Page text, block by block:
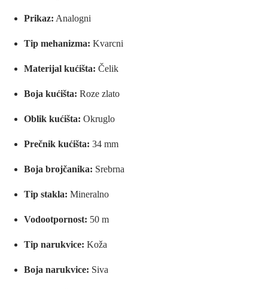
Prikaz: Analogni
Tip mehanizma: Kvarcni
Materijal kućišta: Čelik
Boja kućišta: Roze zlato
Oblik kućišta: Okruglo
Prečnik kućišta: 34 mm
Boja brojčanika: Srebrna
Tip stakla: Mineralno
Vodootpornost: 50 m
Tip narukvice: Koža
Boja narukvice: Siva